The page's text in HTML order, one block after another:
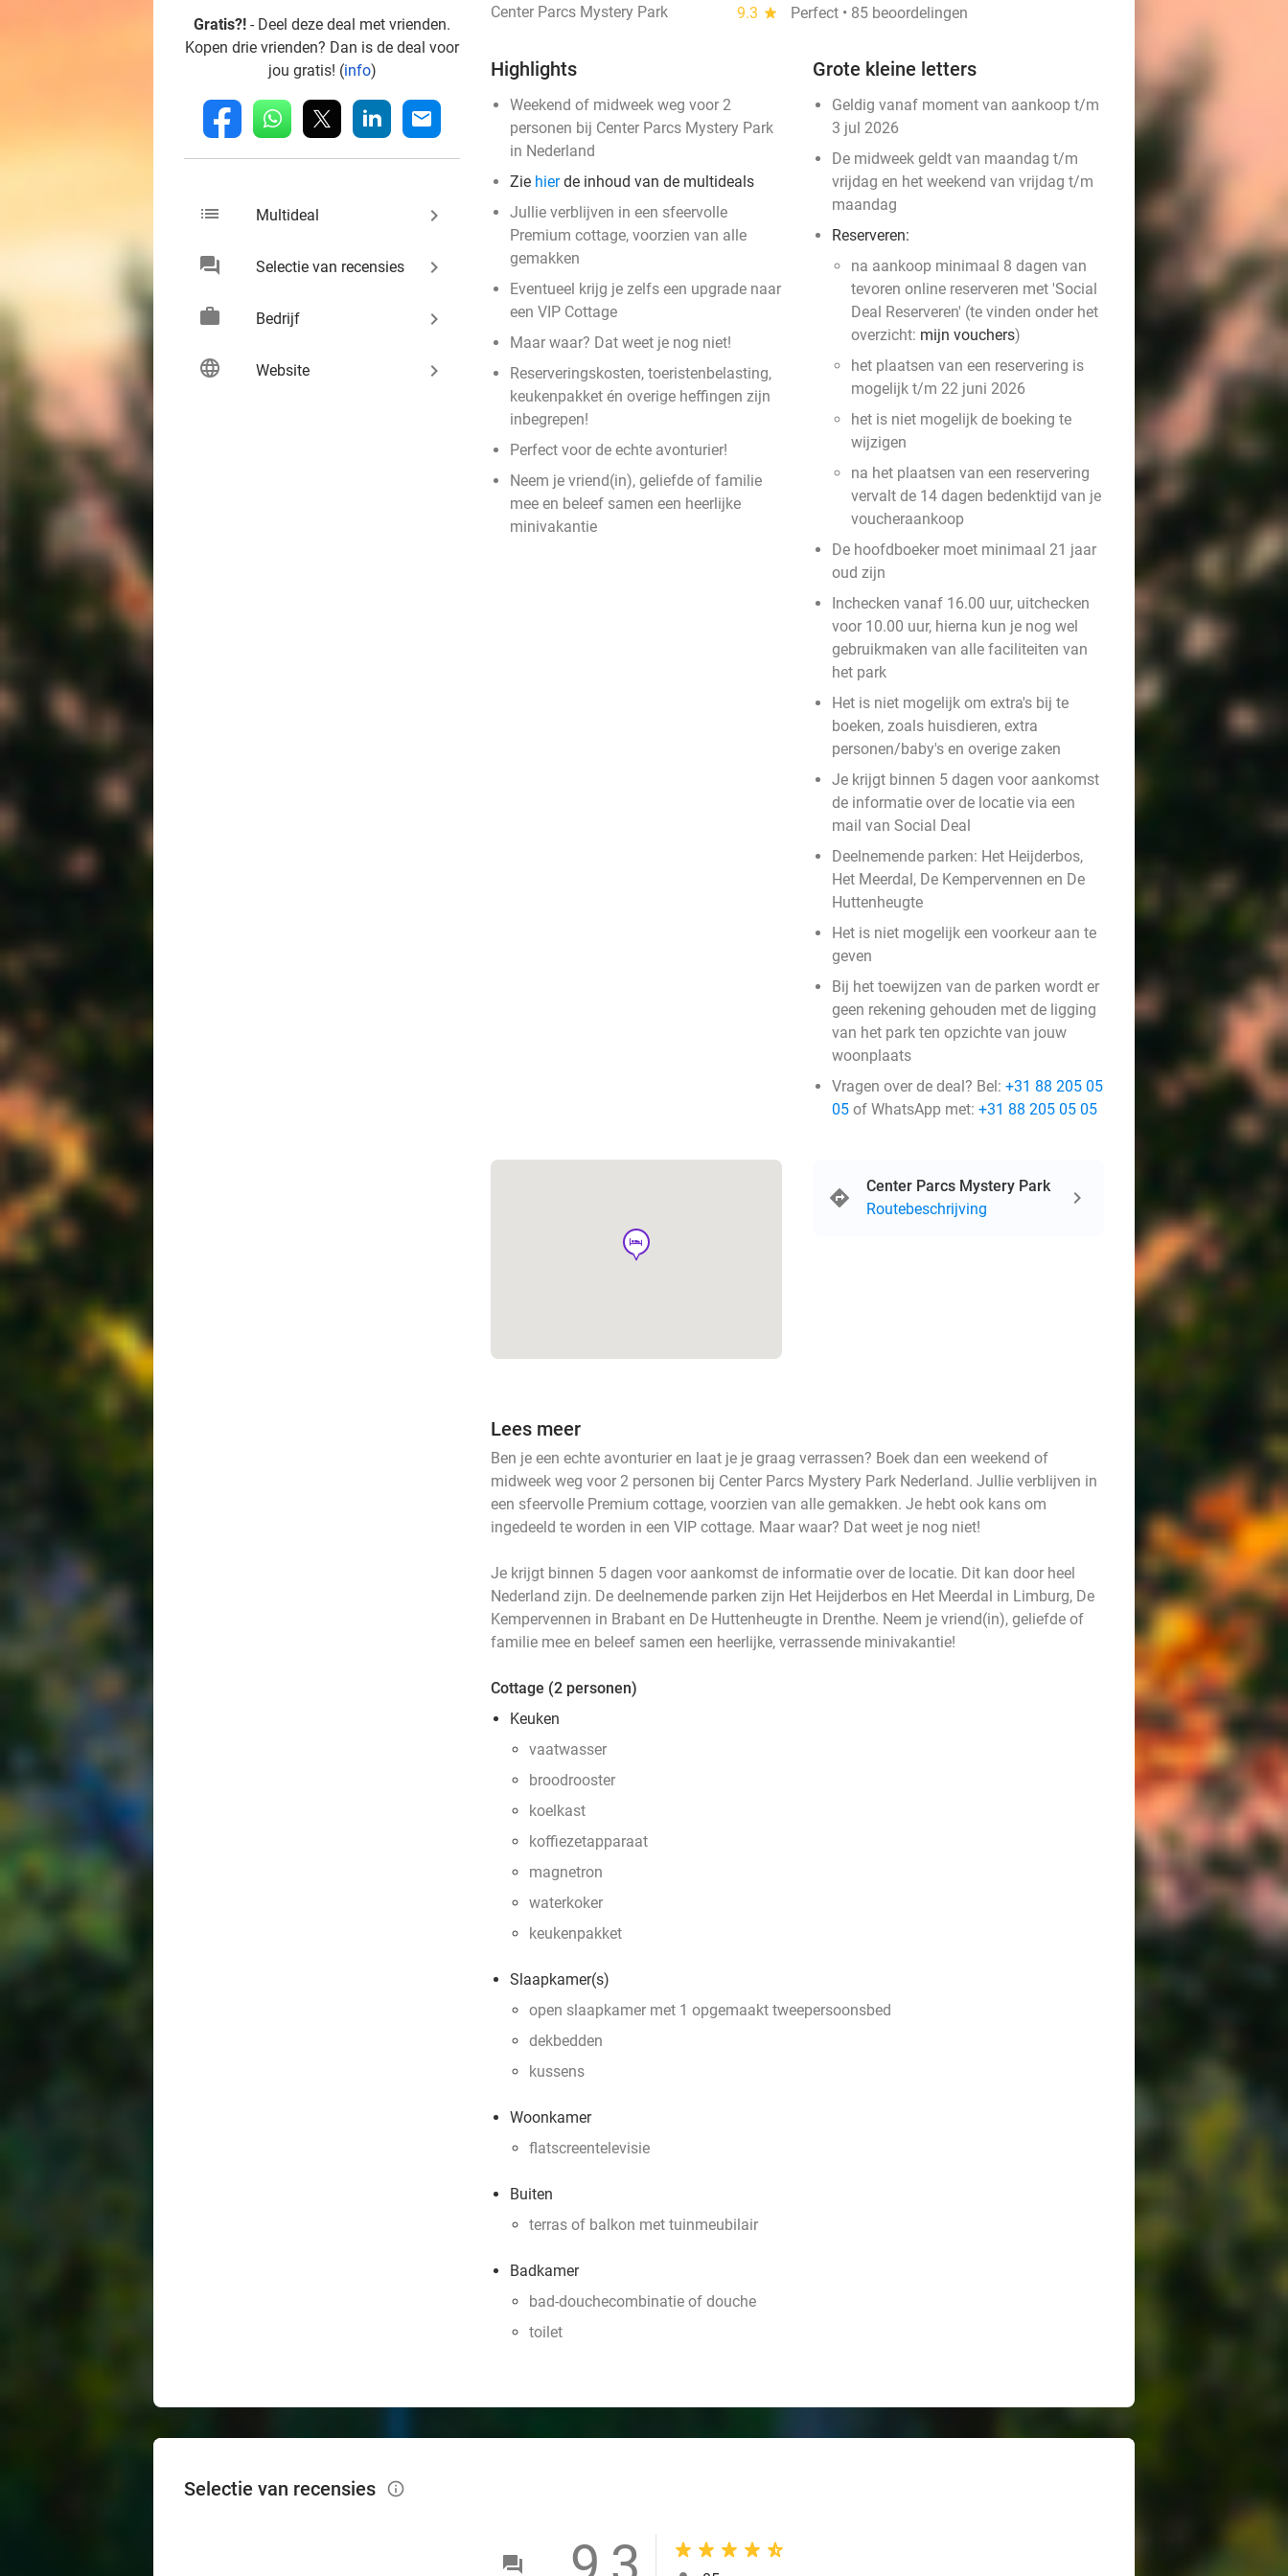
Gratis?! - Deel deze deal met vrienden.
Kopen drie vrienden? Dan is de deal voor
jou gratis! (info)
fb whatsapp linkedin mail
list Multideal keyboard_arrow_right
chat Selectie van recensies keyboard_arrow_right
work Bedrijf keyboard_arrow_right
language Website keyboard_arrow_right
Center Parcs Mystery Park 9.3 star Perfect • 85 beoordelingen
Highlights
Weekend of midweek weg voor 2
personen bij Center Parcs Mystery Park
in Nederland
Zie hierde inhoud van de multideals
Jullie verblijven in een sfeervolle
Premium cottage, voorzien van alle
gemakken
Eventueel krijg je zelfs een upgrade naar
een VIP Cottage
Maar waar? Dat weet je nog niet!
Reserveringskosten, toeristenbelasting,
keukenpakket én overige heffingen zijn
inbegrepen!
Perfect voor de echte avonturier!
Neem je vriend(in), geliefde of familie
mee en beleef samen een heerlijke
minivakantie
Grote kleine letters
Geldig vanaf moment van aankoop t/m
3 jul 2026
De midweek geldt van maandag t/m
vrijdag en het weekend van vrijdag t/m
maandag
Reserveren:
na aankoop minimaal 8 dagen van
tevoren online reserveren met 'Social
Deal Reserveren' (te vinden onder het
overzicht: mijn vouchers)
het plaatsen van een reservering is
mogelijk t/m 22 juni 2026
het is niet mogelijk de boeking te
wijzigen
na het plaatsen van een reservering
vervalt de 14 dagen bedenktijd van je
voucheraankoop
De hoofdboeker moet minimaal 21 jaar
oud zijn
Inchecken vanaf 16.00 uur, uitchecken
voor 10.00 uur, hierna kun je nog wel
gebruikmaken van alle faciliteiten van
het park
Het is niet mogelijk om extra's bij te
boeken, zoals huisdieren, extra
personen/baby's en overige zaken
Je krijgt binnen 5 dagen voor aankomst
de informatie over de locatie via een
mail van Social Deal
Deelnemende parken: Het Heijderbos,
Het Meerdal, De Kempervennen en De
Huttenheugte
Het is niet mogelijk een voorkeur aan te
geven
Bij het toewijzen van de parken wordt er
geen rekening gehouden met de ligging
van het park ten opzichte van jouw
woonplaats
Vragen over de deal? Bel: +31 88 205 05
05 of WhatsApp met: +31 88 205 05 05
hotel
Center Parcs Mystery Park
Routebeschrijving
Lees meer
Ben je een echte avonturier en laat je je graag verrassen? Boek dan een weekend of
midweek weg voor 2 personen bij Center Parcs Mystery Park Nederland. Jullie verblijven in
een sfeervolle Premium cottage, voorzien van alle gemakken. Je hebt ook kans om
ingedeeld te worden in een VIP cottage. Maar waar? Dat weet je nog niet!
Je krijgt binnen 5 dagen voor aankomst de informatie over de locatie. Dit kan door heel
Nederland zijn. De deelnemende parken zijn Het Heijderbos en Het Meerdal in Limburg, De
Kempervennen in Brabant en De Huttenheugte in Drenthe. Neem je vriend(in), geliefde of
familie mee en beleef samen een heerlijke, verrassende minivakantie!
Cottage (2 personen)
Keuken
vaatwasser
broodrooster
koelkast
koffiezetapparaat
magnetron
waterkoker
keukenpakket
Slaapkamer(s)
open slaapkamer met 1 opgemaakt tweepersoonsbed
dekbedden
kussens
Woonkamer
flatscreentelevisie
Buiten
terras of balkon met tuinmeubilair
Badkamer
bad-douchecombinatie of douche
toilet
Selectie van recensies info_outlined